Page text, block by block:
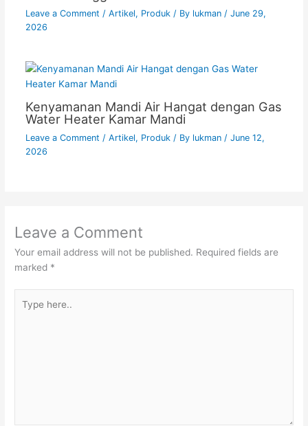
Leave a Comment / Artikel, Produk/ By lukman / June 29,
2026
Kenyamanan Mandi Air Hangat dengan Gas
Water Heater Kamar Mandi
Leave a Comment / Artikel, Produk/ By lukman / June 12,
2026
Leave a Comment
Your email address will not be published. Required fields are
marked *
here..